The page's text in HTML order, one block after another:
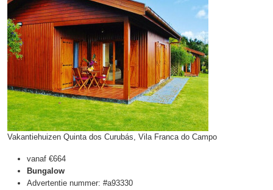
Vakantiehuizen Quinta dos Curubás, Vila Franca do Campo
vanaf €664
Bungalow
Advertentie nummer: #a93330